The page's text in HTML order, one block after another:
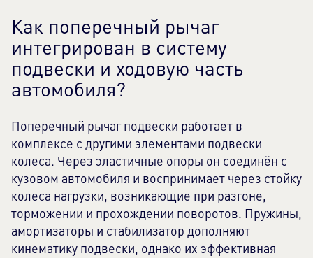
Как поперечный рычаг
интегрирован в систему
подвески и ходовую часть
автомобиля?
Поперечный рычаг подвески работает в
комплексе с другими элементами подвески
колеса. Через эластичные опоры он соединён с
кузовом автомобиля и воспринимает через стойку
колеса нагрузки, возникающие при разгоне,
торможении и прохождении поворотов. Пружины,
амортизаторы и стабилизатор дополняют
кинематику подвески, однако их эффективная